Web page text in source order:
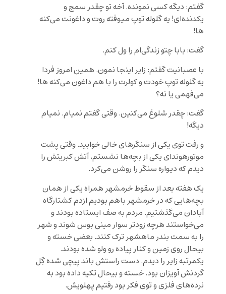
گفتم: دیگه کسی نمونده. آخه تو چقدر سمج و
یکدنده‌ای! یه گلوله توپ میوفته روت و داغونت می‌کنه
ها!
گفت: بابا چتو زندگی‌ام را ول کنم.
با عصبانیت گفتم: زایر اینجا نمون. همین امروز فردا
یه گلوله توپ خودت و کولرت را با هم داغون می‌کنه ها!
می‌فهمی یا نه؟
گفت: چقدر شلوغ می‌کنین. وقتی گفتم نمیام. نمیام
دیگه!
و رفت توی یکی از سنگرهای خالی خوابید. وقتی پشت
موتورهوندای یکی از بچه‌ها نشستم، آتش کبریتش را
دیدم که دیواره سنگر را روشن می‌کرد.
یک هفته بعد از سقوط خرمشهر همراه یکی از همان
بچه‌هایی که در خرمشهر باهم بودیم ازدم کشتارگاه
آبادان می‌گذشتیم. مردم به صف ایستاده بودند و
می‌خواستند هرچه زودتر سوار مینی بوس شوند و شهر
را به سمت بندر ماهشهر ترک کنند. بعضی خسته و
بیحال روی زمین و کنار پیاده رو ولو شده بودند.
یکمرتبه زایر را دیدم. دست راستش باند پیچی شده گِل
گردنش آویزان بود. خسته و بیحال تکیه داده بود به
نرده‌های فلزی و توی فکر بود رفتیم پهلویش.